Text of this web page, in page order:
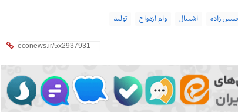
زاده اشتغال وام ازدواج تولید